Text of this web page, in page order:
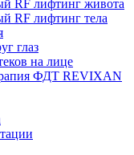
RF лифтинг живота
RF лифтинг тела
глаз
на лице
ФДТ REVIXAN